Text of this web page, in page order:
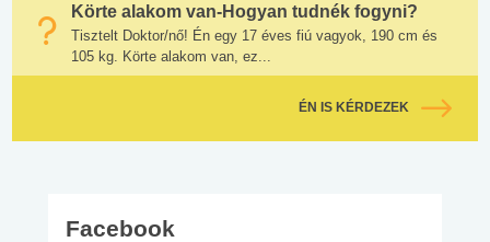
Körte alakom van-Hogyan tudnék fogyni?
Tisztelt Doktor/nő! Én egy 17 éves fiú vagyok, 190 cm és
105 kg. Körte alakom van, ez...
ÉN IS KÉRDEZEK
Facebook